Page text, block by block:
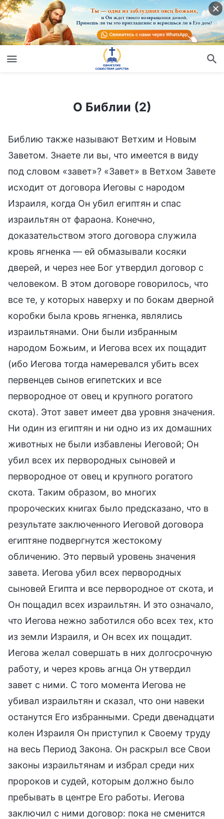
О Библии (2)
Библию также называют Ветхим и Новым
Заветом. Знаете ли вы, что имеется в виду
под словом «завет»? «Завет» в Ветхом Завете
исходит от договора Иеговы с народом
Израиля, когда Он убил египтян и спас
израильтян от фараона. Конечно,
доказательством этого договора служила
кровь ягненка — ей обмазывали косяки
дверей, и через нее Бог утвердил договор с
человеком. В этом договоре говорилось, что
все те, у которых наверху и по бокам дверной
коробки была кровь ягненка, являлись
израильтянами. Они были избранным
народом Божьим, и Иегова всех их пощадит
(ибо Иегова тогда намеревался убить всех
первенцев сынов египетских и все
первородное от овец и крупного рогатого
скота). Этот завет имеет два уровня значения.
Ни один из египтян и ни одно из их домашних
животных не были избавлены Иеговой; Он
убил всех их первородных сыновей и
первородное от овец и крупного рогатого
скота. Таким образом, во многих
пророческих книгах было предсказано, что в
результате заключенного Иеговой договора
египтяне подвергнутся жестокому
обличению. Это первый уровень значения
завета. Иегова убил всех первородных
сыновей Египта и все первородное от скота, и
Он пощадил всех израильтян. И это означало,
что Иегова нежно заботился обо всех тех, кто
из земли Израиля, и Он всех их пощадит.
Иегова желал совершать в них долгосрочную
работу, и через кровь агнца Он утвердил
завет с ними. С того момента Иегова не
убивал израильтян и сказал, что они навеки
останутся Его избранными. Среди двенадцати
колен Израиля Он приступил к Своему труду
на весь Период Закона. Он раскрыл все Свои
законы израильтянам и избрал среди них
пророков и судей, которым должно было
пребывать в центре Его работы. Иегова
заключил с ними договор: пока не сменится